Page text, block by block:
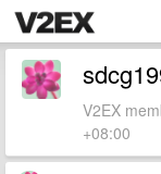
V2EX
+08:00